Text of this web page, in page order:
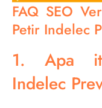
FAQ SEO
Petir Indelec
1. Apa
Indelec